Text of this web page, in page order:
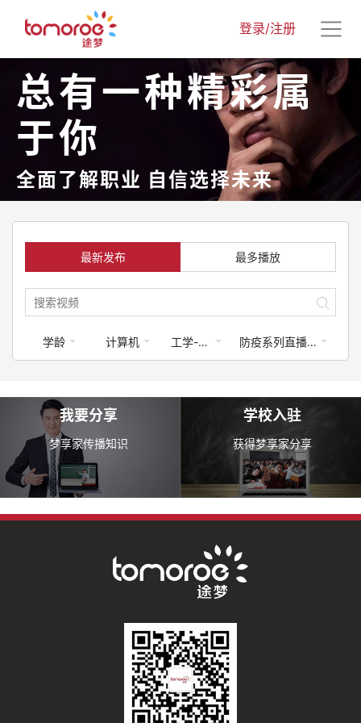
登录/注册
总有一种精彩属
于你
全面了解职业 自信选择未来
最新发布 最多播放
学龄 计算机 工学-航空航天 防疫系列直播课
我要分享
梦享家传播知识
学校入驻
获得梦享家分享